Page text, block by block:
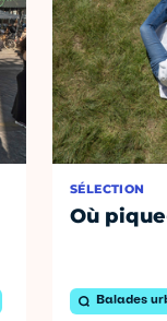
SÉLECTION
Où
Balades